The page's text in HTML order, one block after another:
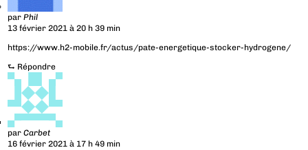
parPhil
13 février 2021 à 20 h 39 min
https://www.h2-mobile.fr/actus/pate-energetique-stocker-hydrogene/
⮑ Répondre
parCarbet
16 février 2021 à 17 h 49 min